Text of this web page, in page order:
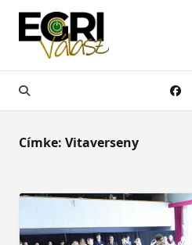
Skip
content
Címke: Vitaverseny